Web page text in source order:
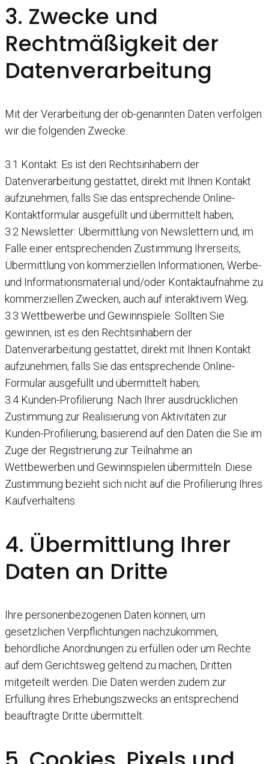
3. Zwecke und
Rechtmäßigkeit der
Datenverarbeitung
Mit der Verarbeitung der ob-genannten Daten verfolgen
wir die folgenden Zwecke:
3.1 Kontakt: Es ist den Rechtsinhabern der
Datenverarbeitung gestattet, direkt mit Ihnen Kontakt
aufzunehmen, falls Sie das entsprechende Online-
Kontaktformular ausgefüllt und übermittelt haben;
3.2 Newsletter: Übermittlung von Newslettern und, im
Falle einer entsprechenden Zustimmung Ihrerseits,
Übermittlung von kommerziellen Informationen, Werbe-
und Informationsmaterial und/oder Kontaktaufnahme zu
kommerziellen Zwecken, auch auf interaktivem Weg;
3.3 Wettbewerbe und Gewinnspiele: Sollten Sie
gewinnen, ist es den Rechtsinhabern der
Datenverarbeitung gestattet, direkt mit Ihnen Kontakt
aufzunehmen, falls Sie das entsprechende Online-
Formular ausgefüllt und übermittelt haben;
3.4 Kunden-Profilierung: Nach Ihrer ausdrücklichen
Zustimmung zur Realisierung von Aktivitäten zur
Kunden-Profilierung, basierend auf den Daten die Sie im
Zuge der Registrierung zur Teilnahme an
Wettbewerben und Gewinnspielen übermitteln. Diese
Zustimmung bezieht sich nicht auf die Profilierung Ihres
Kaufverhaltens.
4. Übermittlung Ihrer
Daten an Dritte
Ihre personenbezogenen Daten können, um
gesetzlichen Verpflichtungen nachzukommen,
behördliche Anordnungen zu erfüllen oder um Rechte
auf dem Gerichtsweg geltend zu machen, Dritten
mitgeteilt werden. Die Daten werden zudem zur
Erfüllung ihres Erhebungszwecks an entsprechend
beauftragte Dritte übermittelt.